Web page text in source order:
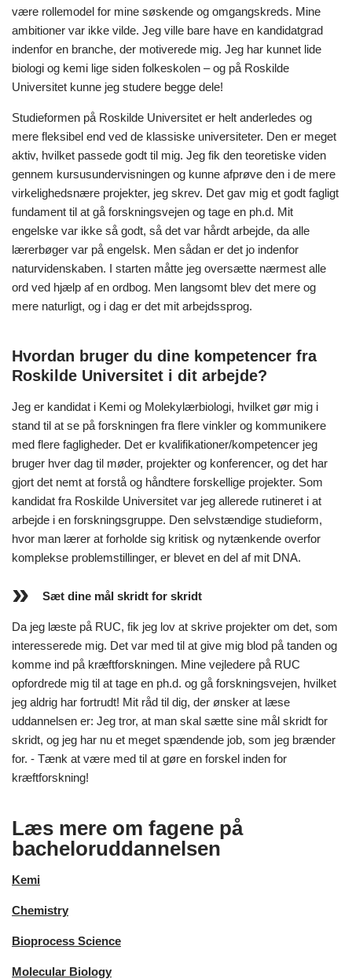
være rollemodel for mine søskende og omgangskreds. Mine
ambitioner var ikke vilde. Jeg ville bare have en kandidatgrad
indenfor en branche, der motiverede mig. Jeg har kunnet lide
biologi og kemi lige siden folkeskolen – og på Roskilde
Universitet kunne jeg studere begge dele!
Studieformen på Roskilde Universitet er helt anderledes og
mere fleksibel end ved de klassiske universiteter. Den er meget
aktiv, hvilket passede godt til mig. Jeg fik den teoretiske viden
gennem kursusundervisningen og kunne afprøve den i de mere
virkelighedsnære projekter, jeg skrev. Det gav mig et godt fagligt
fundament til at gå forskningsvejen og tage en ph.d. Mit
engelske var ikke så godt, så det var hårdt arbejde, da alle
lærerbøger var på engelsk. Men sådan er det jo indenfor
naturvidenskaben. I starten måtte jeg oversætte nærmest alle
ord ved hjælp af en ordbog. Men langsomt blev det mere og
mere naturligt, og i dag er det mit arbejdssprog.
Hvordan bruger du dine kompetencer fra
Roskilde Universitet i dit arbejde?
Jeg er kandidat i Kemi og Molekylærbiologi, hvilket gør mig i
stand til at se på forskningen fra flere vinkler og kommunikere
med flere fagligheder. Det er kvalifikationer/kompetencer jeg
bruger hver dag til møder, projekter og konferencer, og det har
gjort det nemt at forstå og håndtere forskellige projekter. Som
kandidat fra Roskilde Universitet var jeg allerede rutineret i at
arbejde i en forskningsgruppe. Den selvstændige studieform,
hvor man lærer at forholde sig kritisk og nytænkende overfor
komplekse problemstillinger, er blevet en del af mit DNA.
Sæt dine mål skridt for skridt
Da jeg læste på RUC, fik jeg lov at skrive projekter om det, som
interesserede mig. Det var med til at give mig blod på tanden og
komme ind på kræftforskningen. Mine vejledere på RUC
opfordrede mig til at tage en ph.d. og gå forskningsvejen, hvilket
jeg aldrig har fortrudt! Mit råd til dig, der ønsker at læse
uddannelsen er: Jeg tror, at man skal sætte sine mål skridt for
skridt, og jeg har nu et meget spændende job, som jeg brænder
for. - Tænk at være med til at gøre en forskel inden for
kræftforskning!
Læs mere om fagene på
bacheloruddannelsen
Kemi
Chemistry
Bioprocess Science
Molecular Biology